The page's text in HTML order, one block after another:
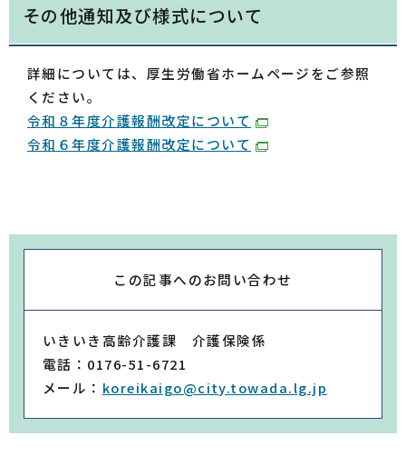
その他通知及び様式について
詳細については、厚生労働省ホームページをご参照
ください。
令和８年度介護報酬改定について
令和６年度介護報酬改定について
この記事へのお問い合わせ
いきいき高齢介護課 介護保険係
電話：0176-51-6721
メール： koreikaigo@city.towada.lg.jp